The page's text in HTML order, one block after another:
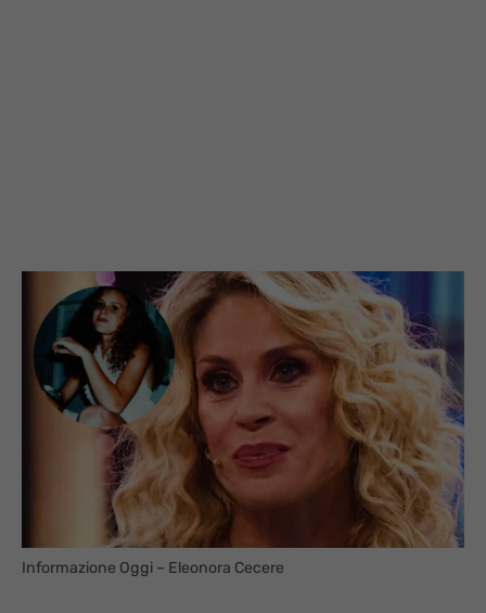
Informazione Oggi – Eleonora Cecere